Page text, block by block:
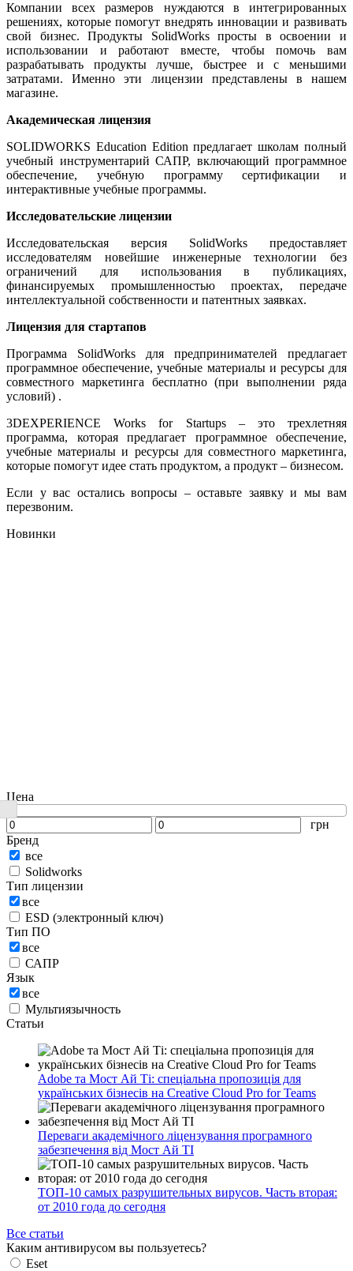
Компании всех размеров нуждаются в интегрированных
решениях, которые помогут внедрять инновации и развивать
свой бизнес. Продукты SolidWorks просты в освоении и
использовании и работают вместе, чтобы помочь вам
разрабатывать продукты лучше, быстрее и с меньшими
затратами. Именно эти лицензии представлены в нашем
магазине.
Академическая лицензия
SOLIDWORKS Education Edition предлагает школам полный
учебный инструментарий САПР, включающий программное
обеспечение, учебную программу сертификации и
интерактивные учебные программы.
Исследовательские лицензии
Исследовательская версия SolidWorks предоставляет
исследователям новейшие инженерные технологии без
ограничений для использования в публикациях,
финансируемых промышленностью проектах, передаче
интеллектуальной собственности и патентных заявках.
Лицензия для стартапов
Программа SolidWorks для предпринимателей предлагает
программное обеспечение, учебные материалы и ресурсы для
совместного маркетинга бесплатно (при выполнении ряда
условий) .
3DEXPERIENCE Works for Startups – это трехлетняя
программа, которая предлагает программное обеспечение,
учебные материалы и ресурсы для совместного маркетинга,
которые помогут идее стать продуктом, а продукт – бизнесом.
Если у вас остались вопросы – оставьте заявку и мы вам
перезвоним.
Новинки
Цена
грн
Бренд
все
Solidworks
Тип лицензии
все
ESD (электронный ключ)
Тип ПО
все
САПР
Язык
все
Мультиязычность
Статьи
Adobe та Мост Ай Ті: спеціальна пропозиція для
українських бізнесів на Creative Cloud Pro for Teams
Переваги академічного ліцензування програмного
забезпечення від Мост Ай ТІ
ТОП-10 самых разрушительных вирусов. Часть вторая:
от 2010 года до сегодня
Все статьи
Каким антивирусом вы пользуетесь?
Eset